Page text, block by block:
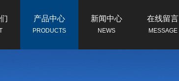
产品中心
PRODUCTS
新闻中心
NEWS
在线留言
MESSAGE